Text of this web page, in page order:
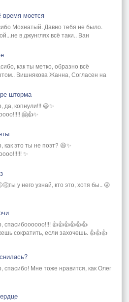
моется
Мохнатый. Давно тебя не было.
в джунглях всё таки.. Ван
как ты метко, образно всё
Вишнякова Жанна, Согласен на
шторма
копнули!!! 😃✨
🤗👍✨
это ты не поэт? 😃✨
✨
у него узнай, кто это, хотя бы.. 😜
👍👍👍👍👍👍
сократить, если захочешь. 👍👍👍
Мне тоже нравится, как Олег